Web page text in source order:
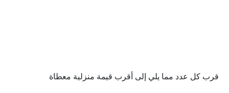
قرب كل عدد مما يلي إلى أقرب قيمة منزلية معطاة